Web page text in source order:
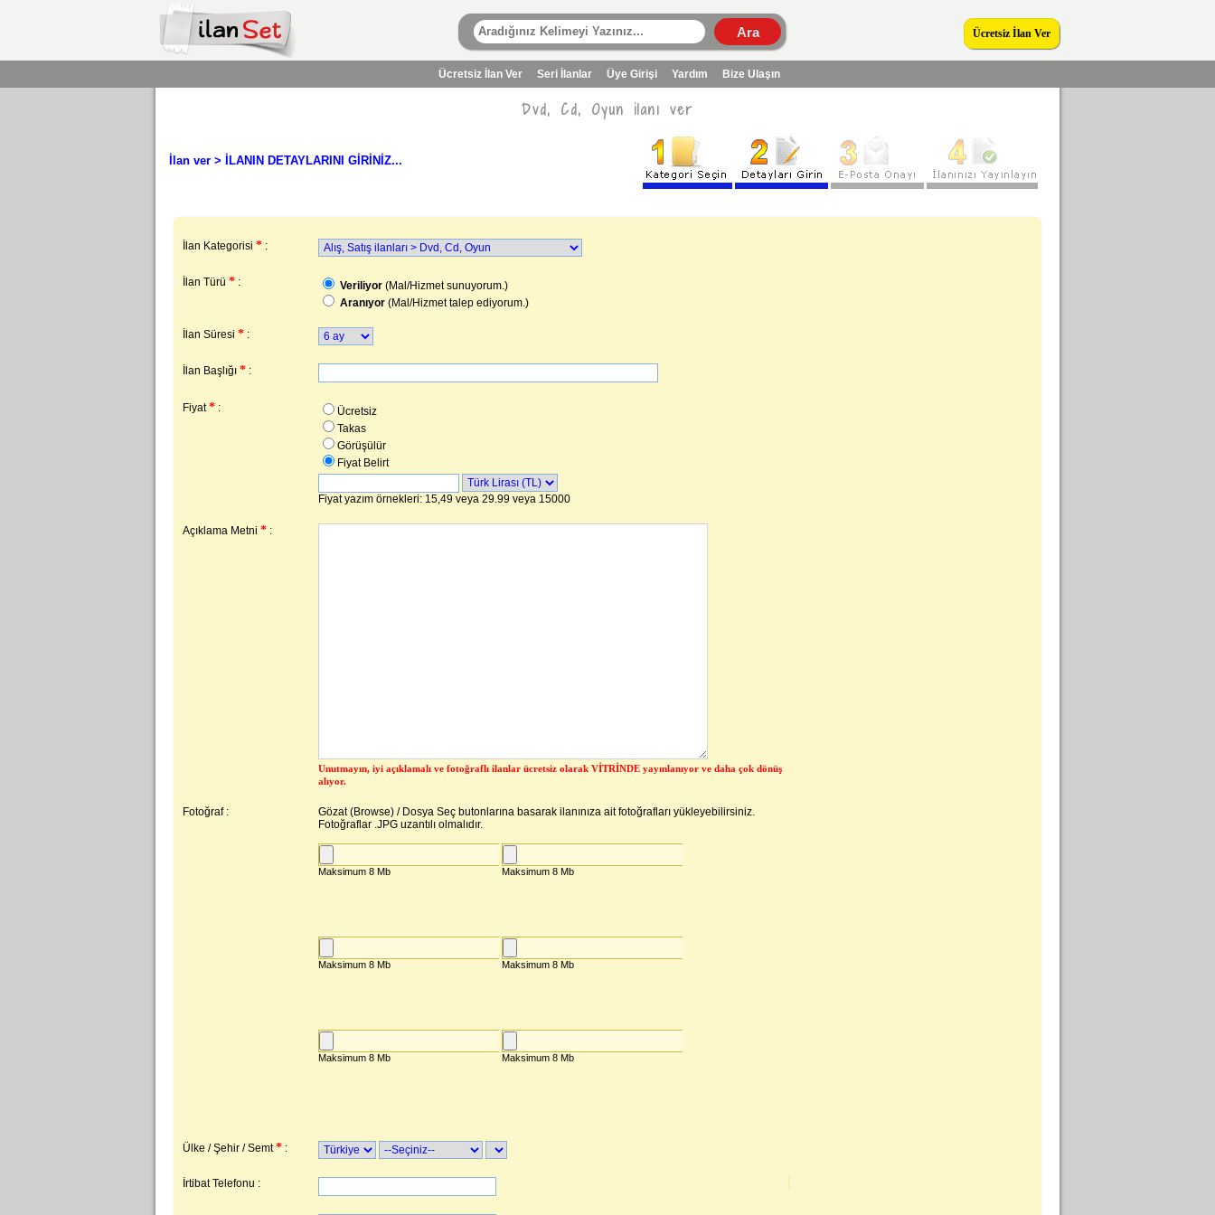
Ücretsiz İlan Ver
Ücretsiz İlan Ver Seri İlanlar Üye Girişi Yardım Bize Ulaşın
Dvd, Cd, Oyun ilanı ver
İlan ver > İLANIN DETAYLARINI GİRİNİZ...
İlan Kategorisi * :
İlan Türü * : Veriliyor (Mal/Hizmet sunuyorum.)
Aranıyor (Mal/Hizmet talep ediyorum.)
İlan Süresi * :
İlan Başlığı * :
Fiyat* :
Ücretsiz
Takas
Görüşülür
Fiyat Belirt
Fiyat yazım örnekleri: 15,49 veya 29.99 veya 15000
Açıklama Metni * :
Unutmayın, iyi açıklamalı ve fotoğraflı ilanlar ücretsiz olarak VİTRİNDE yayınlanıyor ve daha çok dönüş
alıyor.
Fotoğraf :
Gözat (Browse) / Dosya Seç butonlarına basarak ilanınıza ait fotoğrafları yükleyebilirsiniz.
Fotoğraflar .JPG uzantılı olmalıdır.
Ülke / Şehir / Semt* :
İrtibat Telefonu :